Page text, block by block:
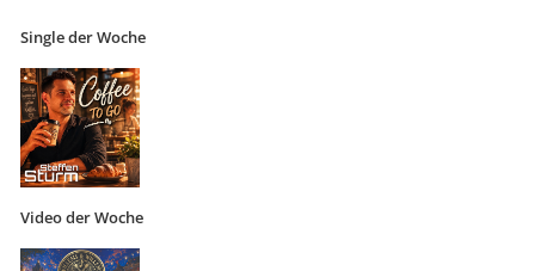
Single der Woche
Video der Woche